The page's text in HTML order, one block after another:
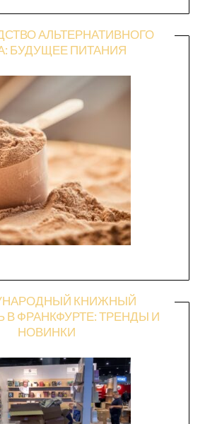
АЛЬТЕРНАТИВНОГО
БУДУЩЕЕ ПИТАНИЯ
КНИЖНЫЙ
В ФРАНКФУРТЕ: ТРЕНДЫ И
НОВИНКИ